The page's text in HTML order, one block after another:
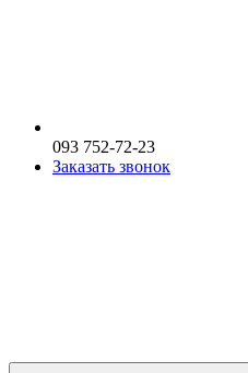
093 752-72-23
Заказать звонок